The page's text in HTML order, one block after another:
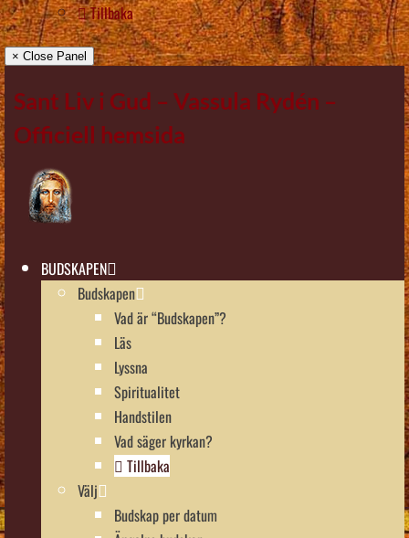
Tillbaka
× Close Panel
Sant Liv i Gud – Vassula Rydén –
Officiell hemsida
BUDSKAPEN
Budskapen
Vad är “Budskapen”?
Läs
Lyssna
Spiritualitet
Handstilen
Vad säger kyrkan?
Tillbaka
Välj
Budskap per datum